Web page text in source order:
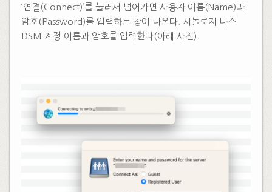
‘연결(Connect)’를 눌러서 넘어가면 사용자 이름(Name)과
암호(Password)를 입력하는 창이 나온다. 시놀로지 나스
DSM 계정 이름과 암호를 입력한다(아래 사진).